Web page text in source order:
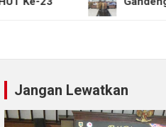
Jangan Lewatkan